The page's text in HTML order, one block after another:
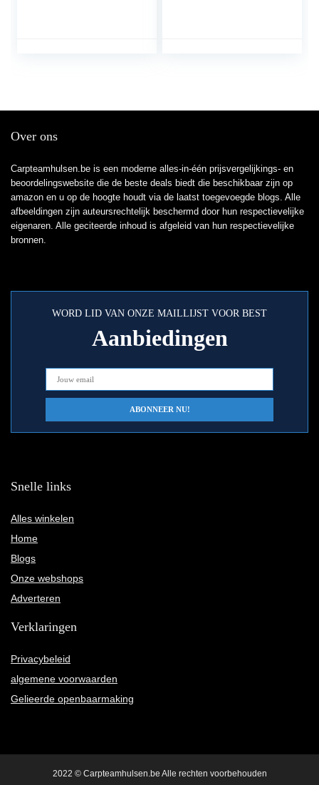
Over ons
Carpteamhulsen.be is een moderne alles-in-één prijsvergelijkings- en
beoordelingswebsite die de beste deals biedt die beschikbaar zijn op
amazon en u op de hoogte houdt via de laatst toegevoegde blogs. Alle
afbeeldingen zijn auteursrechtelijk beschermd door hun respectievelijke
eigenaren. Alle geciteerde inhoud is afgeleid van hun respectievelijke
bronnen.
WORD LID VAN ONZE MAILLIJST VOOR BEST
Aanbiedingen
Snelle links
Alles winkelen
Home
Blogs
Onze webshops
Adverteren
Verklaringen
Privacybeleid
algemene voorwaarden
Gelieerde openbaarmaking
2022 © Carpteamhulsen.be Alle rechten voorbehouden